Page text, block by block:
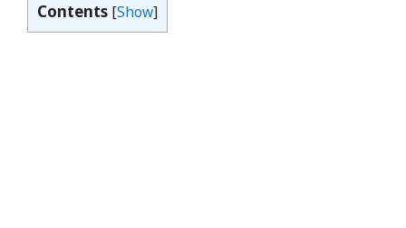
Contents [Show]